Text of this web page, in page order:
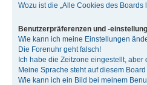
Wozu ist die „Alle Cookies des Boards
Benutzerpräferenzen und -
Wie kann ich meine Einstellungen
Die Forenuhr geht falsch!
Ich habe die Zeitzone eingestellt,
Meine Sprache steht auf diesem
Wie kann ich ein Bild bei meinem